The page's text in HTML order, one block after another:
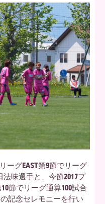
ーグEAST第9節でリーグ
味選手と、今節2017プ
節でリーグ通算100試合
記念セレモニーを行い